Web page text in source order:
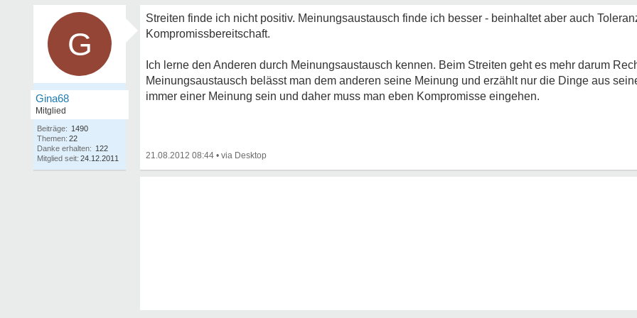
G
Gina68
Mitglied
Beiträge: 1490
Themen: 22
Danke erhalten: 122
Mitglied seit: 24.12.2011
Streiten finde ich nicht positiv. Meinungsaustausch finde ich besser - beinhaltet aber auch
Kompromissbereitschaft.
Ich lerne den Anderen durch Meinungsaustausch kennen. Beim Streiten geht es mehr darum
Meinungsaustausch belässt man dem anderen seine Meinung und erzählt nur die Dinge aus
immer einer Meinung sein und daher muss man eben Kompromisse eingehen.
21.08.2012 08:44 •